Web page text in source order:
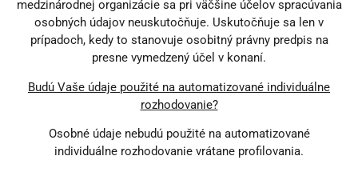
medzinárodnej organizácie sa pri väčšine účelov spracúvania
osobných údajov neuskutočňuje. Uskutočňuje sa len v
prípadoch, kedy to stanovuje osobitný právny predpis na
presne vymedzený účel v konaní.
Budú Vaše údaje použité na automatizované individuálne
rozhodovanie?
Osobné údaje nebudú použité na automatizované
individuálne rozhodovanie vrátane profilovania.